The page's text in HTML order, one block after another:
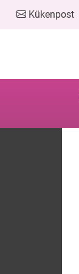
Kükenpost